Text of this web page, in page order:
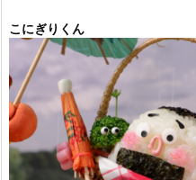
こにぎりくん